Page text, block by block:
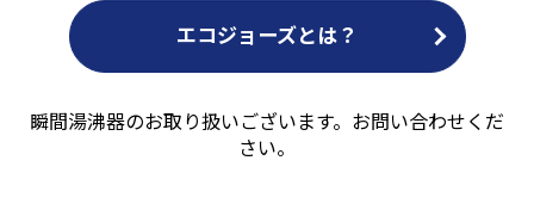
エコジョーズとは？
瞬間湯沸器のお取り扱いございます。お問い合わせくだ
さい。